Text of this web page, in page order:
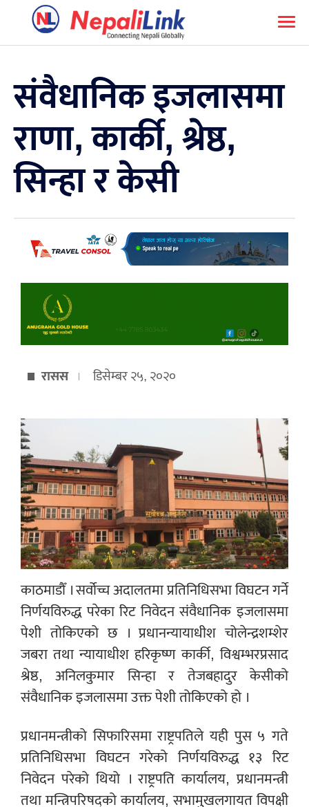
संवैधानिक इजलासमा
राणा, कार्की, श्रेष्ठ,
सिन्हा र केसी
रासस डिसेम्बर २५, २०२०
काठमाडौँ । सर्वोच्च अदालतमा प्रतिनिधिसभा विघटन गर्ने
निर्णयविरुद्ध परेका रिट निवेदन संवैधानिक इजलासमा
पेशी तोकिएको छ । प्रधानन्यायाधीश चोलेन्द्रशम्शेर
जबरा तथा न्यायाधीश हरिकृष्ण कार्की, विश्वम्भरप्रसाद
श्रेष्ठ, अनिलकुमार सिन्हा र तेजबहादुर केसीको
संवैधानिक इजलासमा उक्त पेशी तोकिएको हो ।
प्रधानमन्त्रीको सिफारिसमा राष्ट्रपतिले यही पुस ५ गते
प्रतिनिधिसभा विघटन गरेको निर्णयविरुद्ध १३ रिट
निवेदन परेको थियो । राष्ट्रपति कार्यालय, प्रधानमन्त्री
तथा मन्त्रिपरिषद्को कार्यालय, सभामुखलगायत विपक्षी